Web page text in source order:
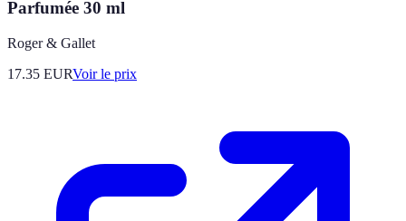
Parfumée 30 ml
Roger & Gallet
17.35 EURVoir le prix